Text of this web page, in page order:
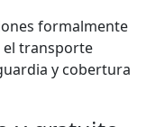
formalmente
el transporte
y cobertura